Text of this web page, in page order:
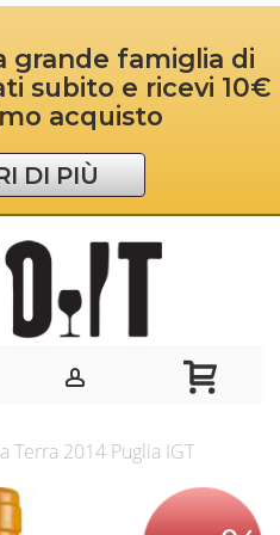
grande famiglia di
subito e ricevi 10€
acquisto
DI PIÙ
Terra 2014 Puglia IGT